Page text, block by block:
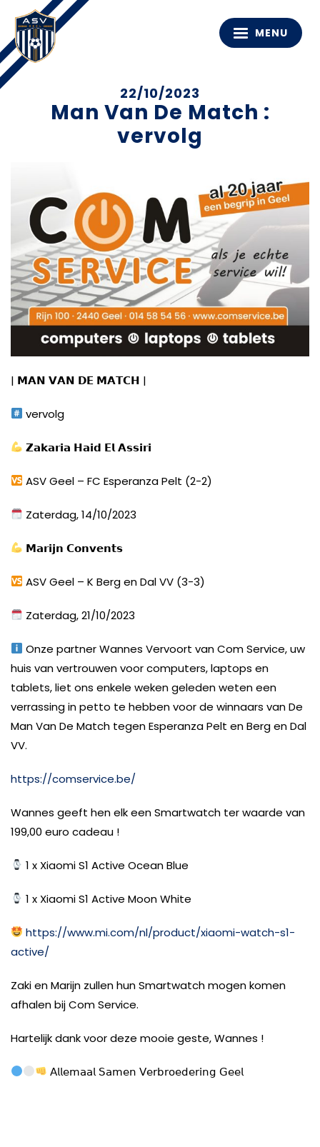
MENU
22/10/2023
Man Van De Match :
vervolg
| 𝗠𝗔𝗡 𝗩𝗔𝗡 𝗗𝗘 𝗠𝗔𝗧𝗖𝗛 |
vervolg
𝗭𝗮𝗸𝗮𝗿𝗶𝗮 𝗛𝗮𝗶𝗱 𝗘𝗹𝗔𝘀𝘀𝗶𝗿𝗶
ASV Geel – FC Esperanza Pelt (2-2)
Zaterdag, 14/10/2023
𝗠𝗮𝗿𝗶𝗷𝗻 𝗖𝗼𝗻𝘃𝗲𝗻𝘁𝘀
ASV Geel – K Berg en Dal VV (3-3)
Zaterdag, 21/10/2023
Onze partner Wannes Vervoort van Com Service, uw
huis van vertrouwen voor computers, laptops en
tablets, liet ons enkele weken geleden weten een
verrassing in petto te hebben voor de winnaars van De
Man Van De Match tegen Esperanza Pelt en Berg en Dal
VV.
https://comservice.be/
Wannes geeft hen elk een Smartwatch ter waarde van
199,00 euro cadeau !
1 x Xiaomi S1 Active Ocean Blue
1 x Xiaomi S1 Active Moon White
https://www.mi.com/nl/product/xiaomi-watch-s1-
active/
Zaki en Marijn zullen hun Smartwatch mogen komen
afhalen bij Com Service.
Hartelijk dank voor deze mooie geste, Wannes !
𝖠𝗅𝗅𝖾𝗆𝖺𝖺𝗅 𝖲𝖺𝗆𝖾𝗇 𝖵𝖾𝗋𝖻𝗋𝗈𝖾𝖽𝖾𝗋𝗂𝗇𝗀 𝖦𝖾𝖾𝗅